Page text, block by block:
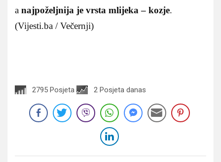
a najpoželjnija je vrsta mlijeka – kozje.
(Vijesti.ba / Večernji)
2795 Posjeta 2 Posjeta danas